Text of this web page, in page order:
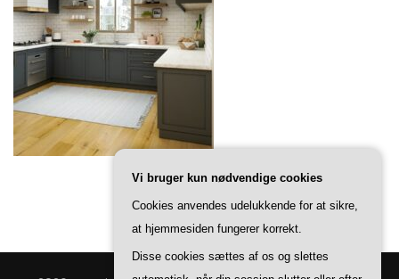
Vi bruger kun nødvendige cookies
Cookies anvendes udelukkende for at sikre,
at hjemmesiden fungerer korrekt.
Disse cookies sættes af os og slettes